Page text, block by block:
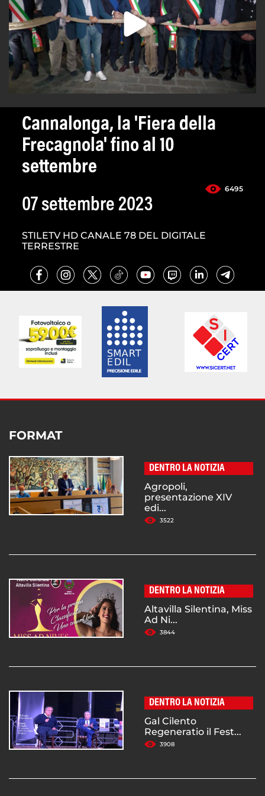
Cannalonga, la 'Fiera della
Frecagnola' fino al 10
settembre
6495
07 settembre 2023
STILETV HD CANALE 78 DEL DIGITALE
TERRESTRE
FORMAT
DENTRO LA NOTIZIA
Agropoli,
presentazione XIV
edi...
3522
DENTRO LA NOTIZIA
Altavilla Silentina, Miss
Ad Ni...
3844
DENTRO LA NOTIZIA
Gal Cilento
Regeneratio il Fest...
3908